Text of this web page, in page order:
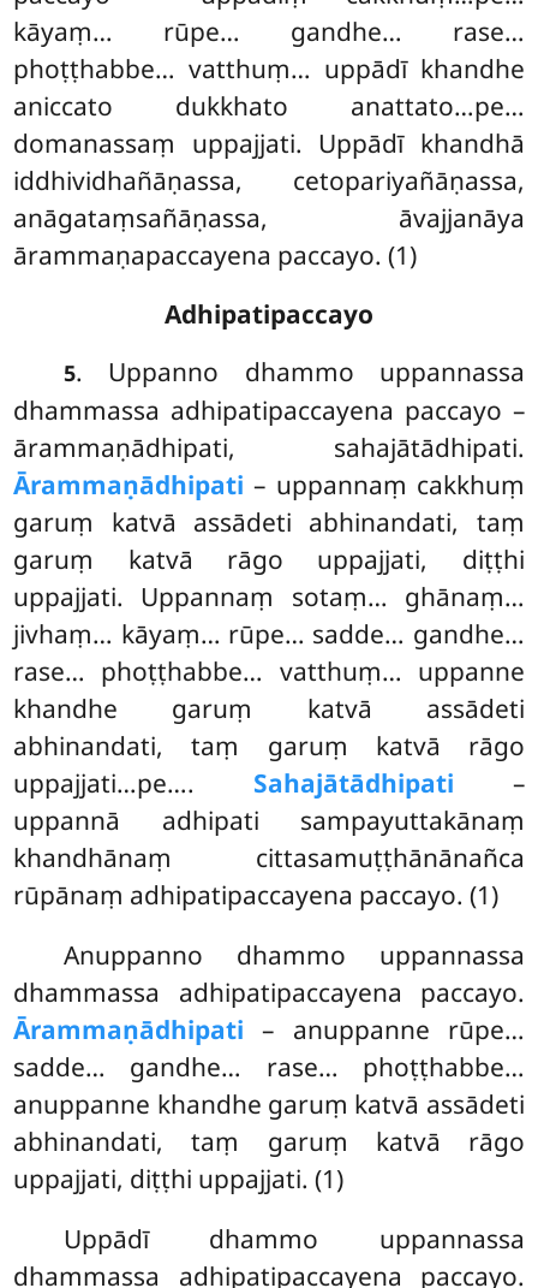
kāyaṃ… rūpe… gandhe… rase…
phoṭṭhabbe… vatthuṃ… uppādī khandhe
aniccato dukkhato anattato…pe…
domanassaṃ uppajjati. Uppādī khandhā
iddhividhañāṇassa, cetopariyañāṇassa,
anāgataṃsañāṇassa, āvajjanāya
ārammaṇapaccayena paccayo. (1)
Adhipatipaccayo
5. Uppanno dhammo uppannassa
dhammassa adhipatipaccayena paccayo –
ārammaṇādhipati, sahajātādhipati.
Ārammaṇādhipati – uppannaṃ cakkhuṃ
garuṃ katvā assādeti abhinandati, taṃ
garuṃ katvā rāgo uppajjati, diṭṭhi
uppajjati. Uppannaṃ sotaṃ… ghānaṃ…
jivhaṃ… kāyaṃ… rūpe… sadde… gandhe…
rase… phoṭṭhabbe… vatthuṃ… uppanne
khandhe garuṃ katvā assādeti
abhinandati, taṃ garuṃ katvā rāgo
uppajjati…pe…. Sahajātādhipati –
uppannā adhipati sampayuttakānaṃ
khandhānaṃ cittasamuṭṭhānānañca
rūpānaṃ adhipatipaccayena paccayo. (1)
Anuppanno dhammo uppannassa
dhammassa adhipatipaccayena paccayo.
Ārammaṇādhipati – anuppanne rūpe…
sadde… gandhe… rase… phoṭṭhabbe…
anuppanne khandhe garuṃ katvā assādeti
abhinandati, taṃ garuṃ katvā rāgo
uppajjati, diṭṭhi uppajjati. (1)
Uppādī dhammo uppannassa
dhammassa adhipatipaccayena paccayo.